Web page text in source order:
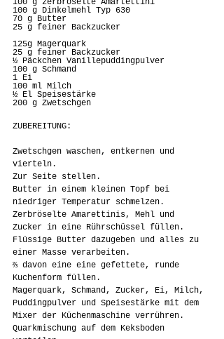
100 g zerbröselte Amartettini
100 g Dinkelmehl Typ 630
70 g Butter
25 g feiner Backzucker
125g Magerquark
25 g feiner Backzucker
½ Päckchen Vanillepuddingpulver
100 g Schmand
1 Ei
100 ml Milch
½ El Speisestärke
200 g Zwetschgen
ZUBEREITUNG:
Zwetschgen waschen, entkernen und
vierteln.
Zur Seite stellen.
Butter in einem kleinen Topf bei
niedriger Temperatur schmelzen.
Zerbröselte Amarettinis, Mehl und
Zucker in eine Rührschüssel füllen.
Flüssige Butter dazugeben und alles zu
einer Masse verarbeiten.
⅔ davon eine eine gefettete, runde
Kuchenform füllen.
Magerquark, Schmand, Zucker, Ei, Milch,
Puddingpulver und Speisestärke mit dem
Mixer der Küchenmaschine verrühren.
Quarkmischung auf dem Keksboden